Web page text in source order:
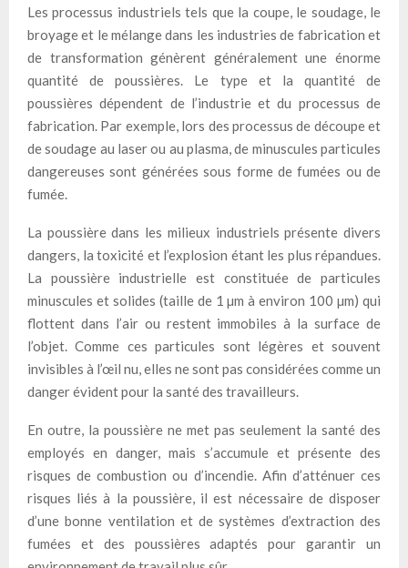
Les processus industriels tels que la coupe, le soudage, le
broyage et le mélange dans les industries de fabrication et
de transformation génèrent généralement une énorme
quantité de poussières. Le type et la quantité de
poussières dépendent de l’industrie et du processus de
fabrication. Par exemple, lors des processus de découpe et
de soudage au laser ou au plasma, de minuscules particules
dangereuses sont générées sous forme de fumées ou de
fumée.
La poussière dans les milieux industriels présente divers
dangers, la toxicité et l’explosion étant les plus répandues.
La poussière industrielle est constituée de particules
minuscules et solides (taille de 1 µm à environ 100 µm) qui
flottent dans l’air ou restent immobiles à la surface de
l’objet. Comme ces particules sont légères et souvent
invisibles à l’œil nu, elles ne sont pas considérées comme un
danger évident pour la santé des travailleurs.
En outre, la poussière ne met pas seulement la santé des
employés en danger, mais s’accumule et présente des
risques de combustion ou d’incendie. Afin d’atténuer ces
risques liés à la poussière, il est nécessaire de disposer
d’une bonne ventilation et de systèmes d’extraction des
fumées et des poussières adaptés pour garantir un